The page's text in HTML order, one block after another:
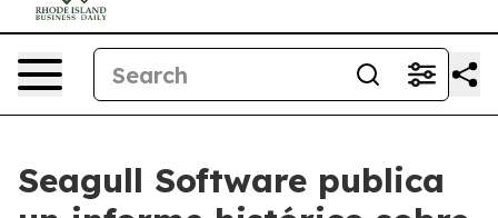
Seagull Software publica